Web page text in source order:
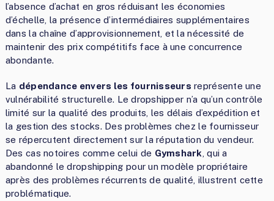
l’absence d’achat en gros réduisant les économies
d’échelle, la présence d’intermédiaires supplémentaires
dans la chaîne d’approvisionnement, et la nécessité de
maintenir des prix compétitifs face à une concurrence
abondante.
La dépendance envers les fournisseurs représente une
vulnérabilité structurelle. Le dropshipper n’a qu’un contrôle
limité sur la qualité des produits, les délais d’expédition et
la gestion des stocks. Des problèmes chez le fournisseur
se répercutent directement sur la réputation du vendeur.
Des cas notoires comme celui de Gymshark , qui a
abandonné le dropshipping pour un modèle propriétaire
après des problèmes récurrents de qualité, illustrent cette
problématique.